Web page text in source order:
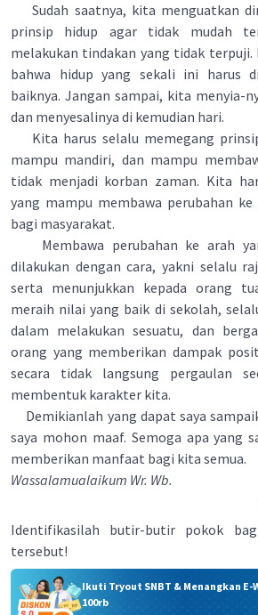
Sudah saatnya, kita menguatkan
prinsip hidup agar tidak mudah
melakukan tindakan yang tidak terpuji.
bahwa hidup yang sekali ini harus
baiknya. Jangan sampai, kita menyia-
dan menyesalinya di kemudian hari.
Kita harus selalu memegang
mampu mandiri, dan mampu
tidak menjadi korban zaman. Kita
yang mampu membawa perubahan
bagi masyarakat.
Membawa perubahan ke arah
dilakukan dengan cara, yakni selalu
serta menunjukkan kepada orang
meraih nilai yang baik di sekolah,
dalam melakukan sesuatu, dan
orang yang memberikan dampak
secara tidak langsung pergaulan
membentuk karakter kita.
Demikianlah yang dapat saya
saya mohon maaf. Semoga apa yang
memberikan manfaat bagi kita semua.
Wassalamualaikum Wr. Wb.
Identifikasilah butir-butir pokok
tersebut!
Ikuti Tryout SNBT & Menangkan E-
100rb